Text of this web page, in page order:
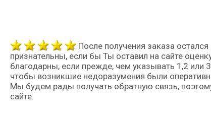
После получения заказа
признательны, если бы Ты оставил на сайте
благодарны, если прежде, чем указывать 1,2
чтобы возникшие недоразумения были
Мы будем рады получать обратную связь,
сайте.